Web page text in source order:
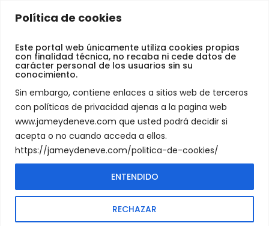
Política de cookies
Este portal web únicamente utiliza cookies propias
con finalidad técnica, no recaba ni cede datos de
carácter personal de los usuarios sin su
conocimiento.
Sin embargo, contiene enlaces a sitios web de terceros
con políticas de privacidad ajenas a la pagina web
www.jameydeneve.com que usted podrá decidir si
acepta o no cuando acceda a ellos.
https://jameydeneve.com/politica-de-cookies/
RECHAZAR
ENTENDIDO
Jamey
Neve
Search Results
1results for category:
Fietsgereedschap